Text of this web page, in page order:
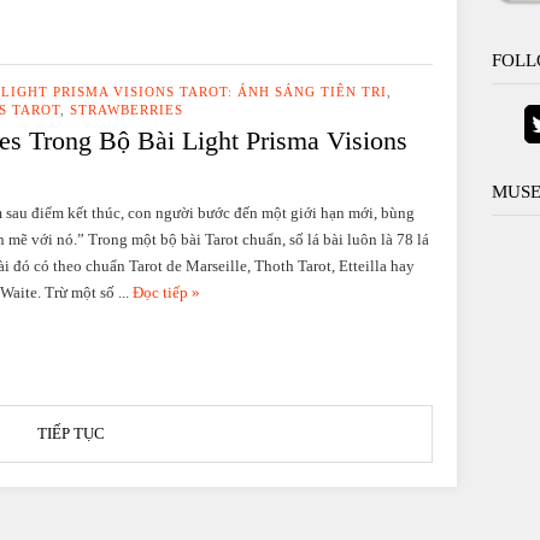
LIGHT PRISMA VISIONS TAROT: ÁNH SÁNG TIÊN TRI
TAROT
STRAWBERRIES
Trong Bộ Bài Light Prisma Visions
sau điểm kết thúc, con người bước đến một giới hạn mới, bùng
mẽ với nó.” Trong một bộ bài Tarot chuẩn, số lá bài luôn là 78 lá
đó có theo chuẩn Tarot de Marseille, Thoth Tarot, Etteilla hay
Trừ một số ...Đọc tiếp »
TIẾP TỤC